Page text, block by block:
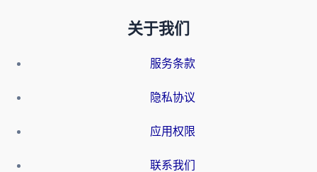
关于我们
服务条款
隐私协议
应用权限
联系我们